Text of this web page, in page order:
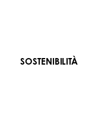
SOSTENIBILITÀ